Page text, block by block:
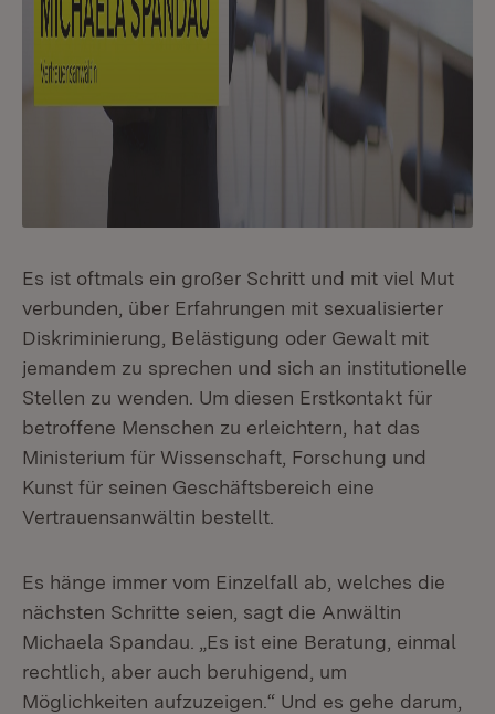
Es ist oftmals ein großer Schritt und mit viel Mut
verbunden, über Erfahrungen mit sexualisierter
Diskriminierung, Belästigung oder Gewalt mit
jemandem zu sprechen und sich an institutionelle
Stellen zu wenden. Um diesen Erstkontakt für
betroffene Menschen zu erleichtern, hat das
Ministerium für Wissenschaft, Forschung und
Kunst für seinen Geschäftsbereich eine
Vertrauensanwältin bestellt.
Es hänge immer vom Einzelfall ab, welches die
nächsten Schritte seien, sagt die Anwältin
Michaela Spandau. „Es ist eine Beratung, einmal
rechtlich, aber auch beruhigend, um
Möglichkeiten aufzuzeigen.“ Und es gehe darum,